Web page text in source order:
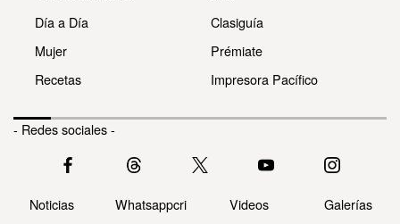
Día a Día
Mujer
Recetas
Clasiguía
Prémiate
Impresora Pacífico
- Redes sociales -
Noticias Whatsappcri Videos Galerías